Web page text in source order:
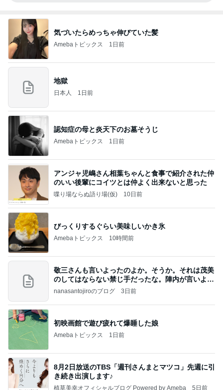
気づいたらめっちゃ伸びていた髪
Amebaトピックス 1日前
地獄
日本人 1日前
認知症の母と炎天下のお墓そうじ
Amebaトピックス 1日前
アンジャ児嶋さん相葉ちゃんと食事で紹介された仲
のいい後輩にコイツとは仲よく出来ないと思った
喋り場ならぬ語り場(仮) 10日前
びっくりするぐらい美味しいかき氷
Amebaトピックス 10時間前
敬三さんも言いよったのよか。そうか。それは茂美
のしてはならない禁じ手だったな。陣内が言いよる
のよ
nanasantojiroのブログ 3日前
初映画館で遊び疲れて爆睡した娘
Amebaトピックス 1日前
8月2日放送のTBS「週刊さんまとマツコ」先週に引
き続き出演します♪
植草美幸オフィシャルブログ Powered by Ameba 5日前